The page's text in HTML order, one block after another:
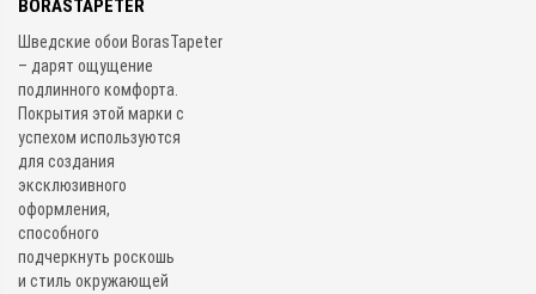
BORASTAPETER
Шведские обои BorasTapeter
– дарят ощущение
подлинного комфорта.
Покрытия этой марки с
успехом используются
для создания
эксклюзивного
оформления,
способного
подчеркнуть роскошь
и стиль окружающей